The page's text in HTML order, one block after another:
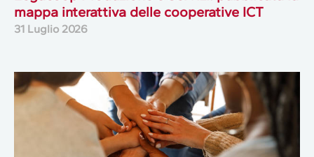
mappa interattiva delle cooperative ICT
31 Luglio 2026